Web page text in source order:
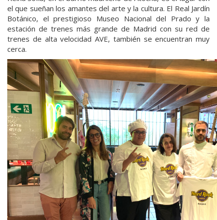
el que sueñan los amantes del arte y la cultura. El Real Jardín
Botánico, el prestigioso Museo Nacional del Prado y la
estación de trenes más grande de Madrid con su red de
trenes de alta velocidad AVE, también se encuentran muy
cerca.